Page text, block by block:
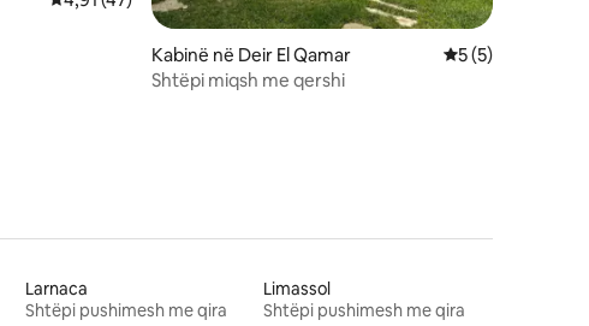
Kabinë në Deir El Qamar
Vlerësimi
5 (5)
Shtëpi miqsh me qershi
Larnaca
Shtëpi pushimesh me qira
Limassol
Shtëpi pushimesh me qira